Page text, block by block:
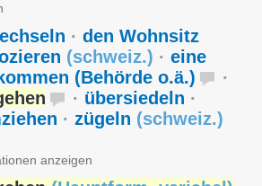
· den Wohnsitz
(schweiz.) · eine
(Behörde o.ä.)
·
· übersiedeln ·
· zügeln (schweiz.)
anzeigen